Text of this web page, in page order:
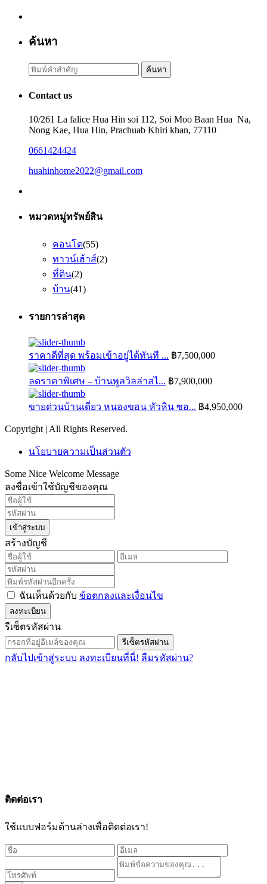
ค้นหา
Search
for:
ค้นหา
Contact us
10/261 La falice Hua Hin soi 112, Soi Moo Baan Hua Na,
Nong Kae, Hua Hin, Prachuab Khiri khan, 77110
0661424424
huahinhome2022@gmail.com
หมวดหมู่ทรัพย์สิน
คอนโด(55)
ทาวน์เฮ้าส์(2)
ที่ดิน(2)
บ้าน(41)
รายการล่าสุด
ราคาดีที่สุด พร้อมเข้าอยู่ได้ทันที ... ฿7,500,000
ลดราคาพิเศษ – บ้านพูลวิลล่าสไ... ฿7,900,000
ขายด่วนบ้านเดี่ยว หนองขอน หัวหิน ซอ... ฿4,950,000
Copyright | All Rights Reserved.
นโยบายความเป็นส่วนตัว
Some Nice Welcome Message
ลงชื่อเข้าใช้บัญชีของคุณ
เข้าสู่ระบบ
สร้างบัญชี
ฉันเห็นด้วยกับ ข้อตกลงและเงื่อนไข
ลงทะเบียน
รีเซ็ตรหัสผ่าน
รีเซ็ตรหัสผ่าน
กลับไปเข้าสู่ระบบ ลงทะเบียนที่นี่! ลืมรหัสผ่าน?
ติดต่อเรา
ใช้แบบฟอร์มด้านล่างเพื่อติดต่อเรา!